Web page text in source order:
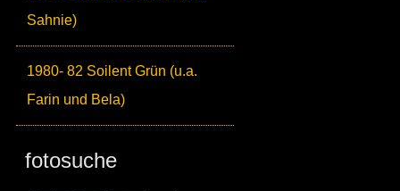
Sahnie)
1980- 82 Soilent Grün (u.a.
Farin und Bela)
fotosuche